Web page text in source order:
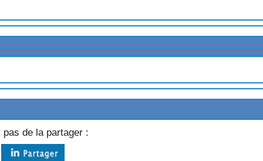
pas de la partager :